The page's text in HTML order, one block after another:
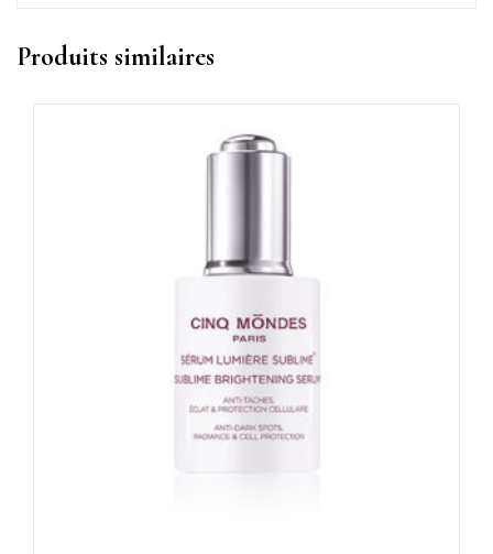
Produits similaires